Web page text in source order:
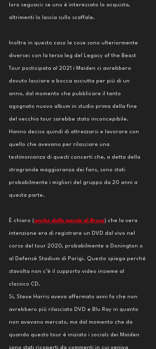
loro seguaci: se uno è interessato lo acquista,
altrimenti lo lascia sullo scaffale.
Inoltre in questo caso le cose sono ulteriormente
diverse: con la terza leg del Legacy of the Beast
Tour posticipata al 2021 i Maiden ci avrebbero
dovuto lasciare a bocca asciutta per più di un
anno, dal momento che pubblicare il tanto
agognato nuovo album in studio prima della fine
del vecchio tour sarebbe stato inconcepibile.
Hanno deciso quindi di attrezzarsi e lavorare con
quello che avevano per rilasciare una
testimonianza di questi concerti che, a detta della
stragrande maggioranza dei fans, sono stati
probabilmente i migliori del gruppo da 20 anni a
questa parte.
È chiaro (anche dalle parole di Bruce) che la vera
intenzione era di registrare un DVD dal vivo nel
corso del tour 2020, probabilmente a Donington o
al Defensè Stadium di Parigi. Questo spiega perché
stavolta non c’è il supporto video insieme al
classico CD.
Si, Steve Harris aveva affermato anni fa che non
avrebbero più rilasciato DVD e Blu Ray in quanto
non avevano mercato, ma dal momento che da
quando questo tour è iniziato i socials dei Maiden
sono stati ricoperti da commenti in cui veniva